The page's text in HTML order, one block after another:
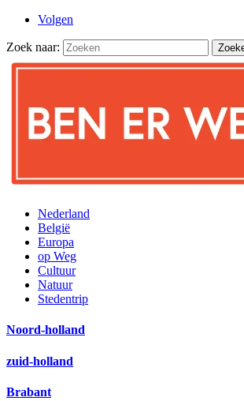
Volgen
Zoek naar:
Nederland
België
Europa
op Weg
Cultuur
Natuur
Stedentrip
Noord-holland
zuid-holland
Brabant